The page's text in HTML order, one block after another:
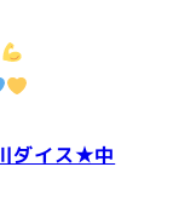
ダイス★中